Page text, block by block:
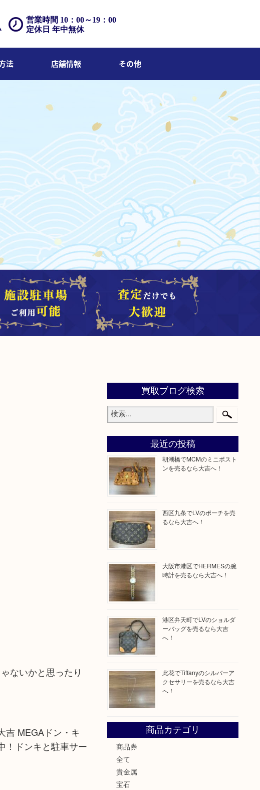
営業時間 10：00～19：00
定休日 年中無休
法 店舗情報 その他
ないかと思ったり
吉 MEGAドン・キ
！ドンキと駐車サー
買取ブログ検索
最近の投稿
朝潮橋でMCMのミニボスト
ンを売るなら大吉へ！
西区九条でLVのポーチを売
るなら大吉へ！
大阪市港区でHERMESの腕
時計を売るなら大吉へ！
港区弁天町でLVのショルダ
ーバッグを売るなら大吉
へ！
此花でTiffanyのシルバーア
クセサリーを売るなら大吉
へ！
商品カテゴリ
商品券
全て
貴金属
宝石